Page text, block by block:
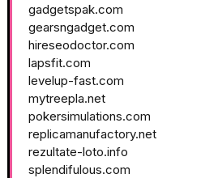
gadgetspak.com
gearsngadget.com
hireseodoctor.com
lapsfit.com
levelup-fast.com
mytreepla.net
pokersimulations.com
replicamanufactory.net
rezultate-loto.info
splendifulous.com